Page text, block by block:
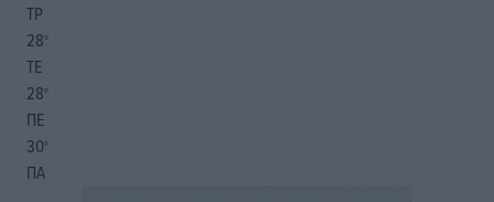
ΤΡ
28°
ΤΕ
28°
ΠΕ
30°
ΠΑ